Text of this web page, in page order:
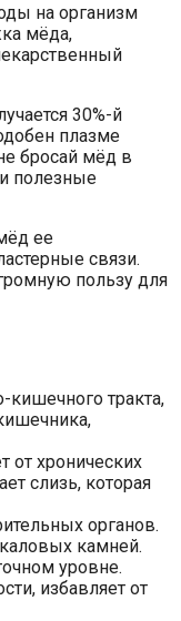
на организм
мёда,
30%-й
плазме
бросай мёд в
полезные
ее
связи.
пользу для
кишечного тракта,
от хронических
слизь, которая
органов.
камней.
уровне.
избавляет от